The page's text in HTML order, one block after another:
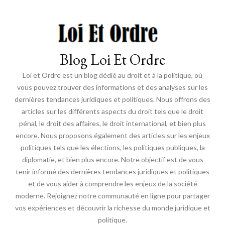
Blog Loi Et Ordre
Loi et Ordre est un blog dédié au droit et à la politique, où
vous pouvez trouver des informations et des analyses sur les
dernières tendances juridiques et politiques. Nous offrons des
articles sur les différents aspects du droit tels que le droit
pénal, le droit des affaires, le droit international, et bien plus
encore. Nous proposons également des articles sur les enjeux
politiques tels que les élections, les politiques publiques, la
diplomatie, et bien plus encore. Notre objectif est de vous
tenir informé des dernières tendances juridiques et politiques
et de vous aider à comprendre les enjeux de la société
moderne. Rejoignez notre communauté en ligne pour partager
vos expériences et découvrir la richesse du monde juridique et
politique.